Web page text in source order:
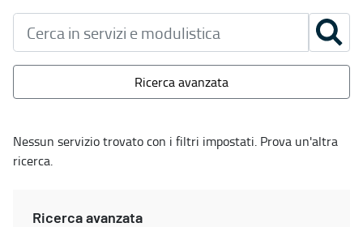
Ricerca avanzata
Nessun servizio trovato con i filtri impostati. Prova un'altra
ricerca.
Ricerca avanzata